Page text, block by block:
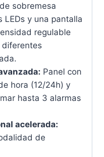
sobremesa
LEDs y una pantalla
regulable
diferentes
Panel con
hora (12/24h) y
hasta 3 alarmas
acelerada:
de